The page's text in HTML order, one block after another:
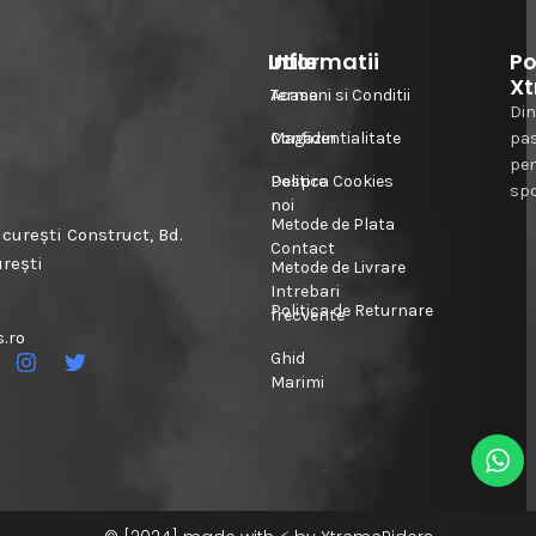
Construct, Bd.
Informatii
Acasa
Magazin
Despre
noi
Contact
Intrebari
frecvente
Ghid
Marimi
Utile
Termeni si Conditii
Confidentialitate
Politica Cookies
Metode de Plata
Metode de Livrare
Politica de Returnare
Din